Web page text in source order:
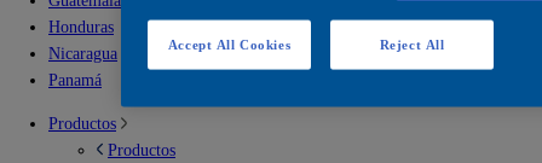
Honduras
Nicaragua
Panamá
Productos
Productos
Reject All
Accept All Cookies